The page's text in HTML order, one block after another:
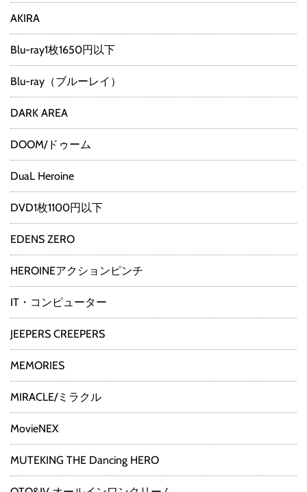
AKIRA
Blu-ray1枚1650円以下
Blu-ray（ブルーレイ）
DARK AREA
DOOM/ドゥーム
DuaL Heroine
DVD1枚1100円以下
EDENS ZERO
HEROINEアクションピンチ
IT・コンピューター
JEEPERS CREEPERS
MEMORIES
MIRACLE/ミラクル
MovieNEX
MUTEKING THE Dancing HERO